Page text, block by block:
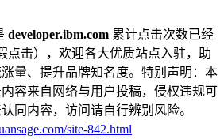
developer.ibm.com 累计点击次数已经
点击），欢迎各大优质站点入驻，助
量、提升品牌知名度。特别声明：本
容来自网络与用户投稿，侵权违规可
同内容，访问请自行辨别风险。
site-842.html